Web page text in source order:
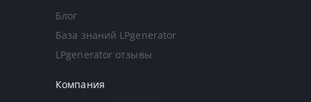
Блог
База знаний LPgenerator
LPgenerator отзывы
Компания